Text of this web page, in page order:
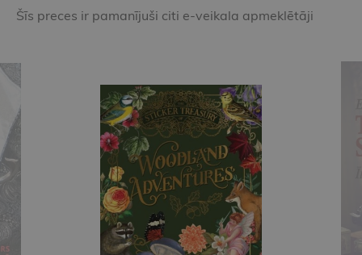
Šīs preces ir pamanījuši citi e-veikala apmeklētāji